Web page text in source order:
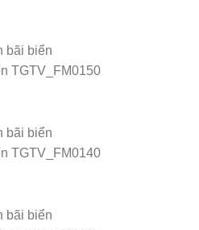
TGTV_FM0150
TGTV_FM0140